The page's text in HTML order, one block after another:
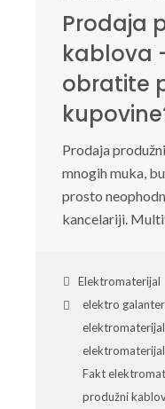
Prodaja
kablova
obratite
Prodaja
mnogih muka,
prosto
kancelariji.
Elektromaterijal
elektro
elektromaterijal
Fakt
produžni